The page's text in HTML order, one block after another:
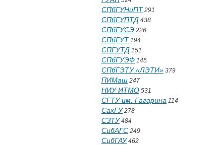
СПбГУНиПТ 291
СПбГУПТД 438
СПбГУСЭ 226
СПбГУТ 194
СПГУТД 151
СПбГУЭФ 145
СПбГЭТУ «ЛЭТИ» 379
ПИМаш 247
НИУ ИТМО 531
СГТУ им. Гагарина 114
СахГУ278
СЗТУ484
СибАГС 249
СибГАУ462